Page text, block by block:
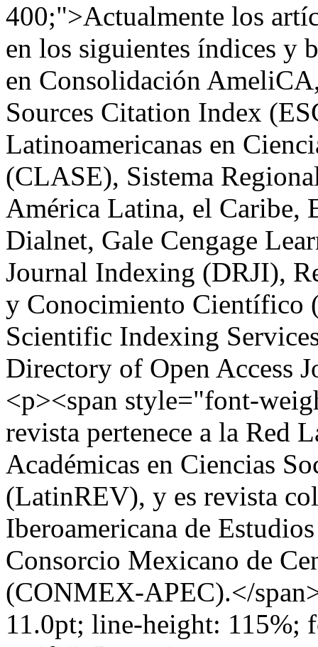
400;">Actualmente los
en los siguientes índices y
en Consolidación
Sources Citation Index
Latinoamericanas en
(CLASE), Sistema
América Latina, el Caribe,
Dialnet, Gale Cengage
Journal Indexing (DRJI),
y Conocimiento Científico
Scientific Indexing
Directory of Open Access
<p><span style="font-
revista pertenece a la Red
Académicas en Ciencias
(LatinREV), y es revista
Iberoamericana de
Consorcio Mexicano de
(CONMEX-APEC).</
11.0pt; line-height: 115%;